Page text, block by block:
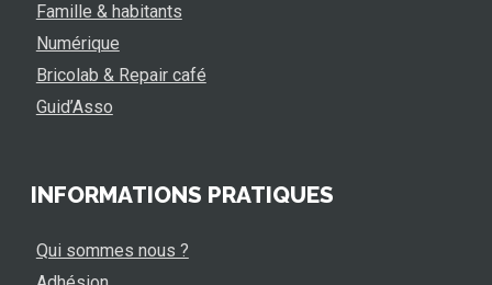
Famille & habitants
Numérique
Bricolab & Repair café
Guid’Asso
INFORMATIONS PRATIQUES
Qui sommes nous ?